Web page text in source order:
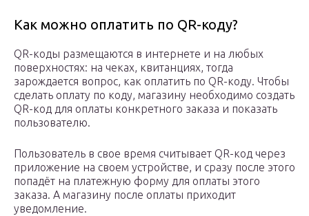
Как можно оплатить по QR-коду?
QR-коды размещаются в интернете и на любых
поверхностях: на чеках, квитанциях, тогда
зарождается вопрос, как оплатить по QR-коду. Чтобы
сделать оплату по коду, магазину необходимо создать
QR-код для оплаты конкретного заказа и показать
пользователю.
Пользователь в свое время считывает QR-код через
приложение на своем устройстве, и сразу после этого
попадёт на платежную форму для оплаты этого
заказа. А магазину после оплаты приходит
уведомление.